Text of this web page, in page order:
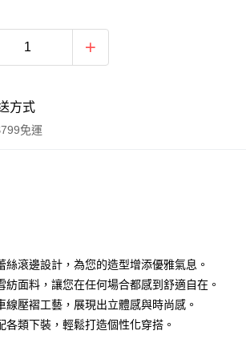
方式
免運
絲滾邊設計，為您的造型增添優雅氣息。
紡面料，讓您在任何場合都感到舒適自在。
線壓褶工藝，展現出立體感與時尚感。
各類下裝，輕鬆打造個性化穿搭。